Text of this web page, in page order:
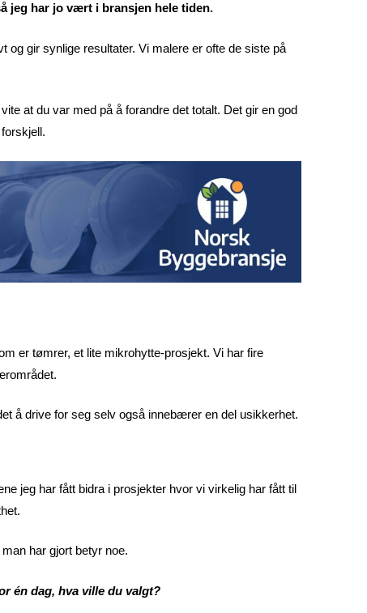
jeg har jo vært i bransjen hele tiden.
og gir synlige resultater. Vi malere er ofte de siste på
at du var med på å forandre det totalt. Det gir en god
er tømrer, et lite mikrohytte-prosjekt. Vi har fire
å drive for seg selv også innebærer en del usikkerhet.
jeg har fått bidra i prosjekter hvor vi virkelig har fått til
har gjort betyr noe.
én dag, hva ville du valgt?